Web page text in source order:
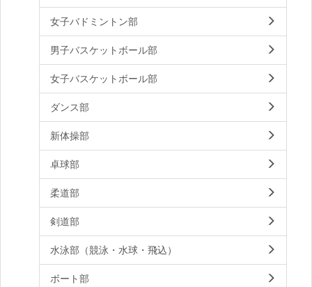
女子バドミントン部
男子バスケットボール部
女子バスケットボール部
ダンス部
新体操部
卓球部
柔道部
剣道部
水泳部（競泳・水球・飛込）
ボート部